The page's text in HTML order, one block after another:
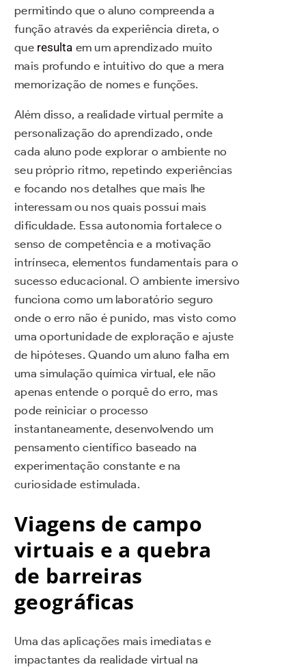
permitindo que o aluno compreenda a
função através da experiência direta, o
que resulta em um aprendizado muito
mais profundo e intuitivo do que a mera
memorização de nomes e funções.
Além disso, a realidade virtual permite a
personalização do aprendizado, onde
cada aluno pode explorar o ambiente no
seu próprio ritmo, repetindo experiências
e focando nos detalhes que mais lhe
interessam ou nos quais possui mais
dificuldade. Essa autonomia fortalece o
senso de competência e a motivação
intrínseca, elementos fundamentais para o
sucesso educacional. O ambiente imersivo
funciona como um laboratório seguro
onde o erro não é punido, mas visto como
uma oportunidade de exploração e ajuste
de hipóteses. Quando um aluno falha em
uma simulação química virtual, ele não
apenas entende o porquê do erro, mas
pode reiniciar o processo
instantaneamente, desenvolvendo um
pensamento científico baseado na
experimentação constante e na
curiosidade estimulada.
Viagens de campo
virtuais e a quebra
de barreiras
geográficas
Uma das aplicações mais imediatas e
impactantes da realidade virtual na